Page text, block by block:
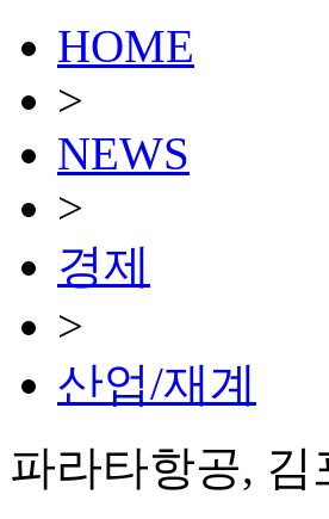
HOME
>
NEWS
>
경제
>
산업/재계
파라타항공,